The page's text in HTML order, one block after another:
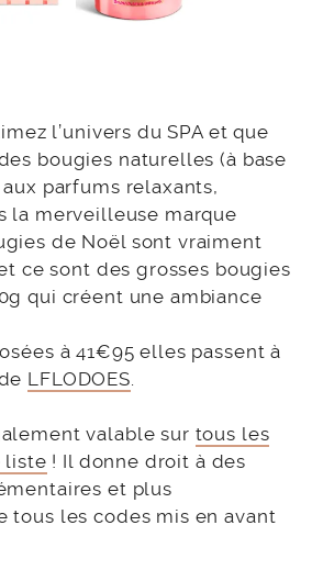
l’univers du SPA et que
bougies naturelles (à base
parfums relaxants,
la merveilleuse marque
de Noël sont vraiment
ce sont des grosses bougies
qui créent une ambiance
à 41€95 elles passent à
LFLODOES.
valable sur tous les
liste ! Il donne droit à des
et plus
tous les codes mis en avant